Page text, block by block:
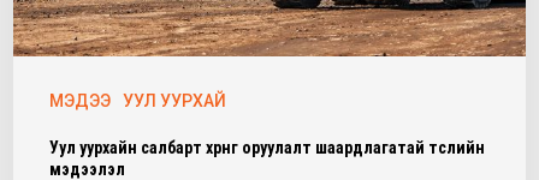
МЭДЭЭ УУЛ УУРХАЙ
Уул уурхайн салбарт хөрөнгө оруулалт шаардлагатай төслийн
мэдээлэл